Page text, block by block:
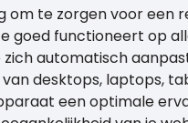
om te zorgen voor een
goed functioneert op
automatisch
desktops, laptops,
een optimale